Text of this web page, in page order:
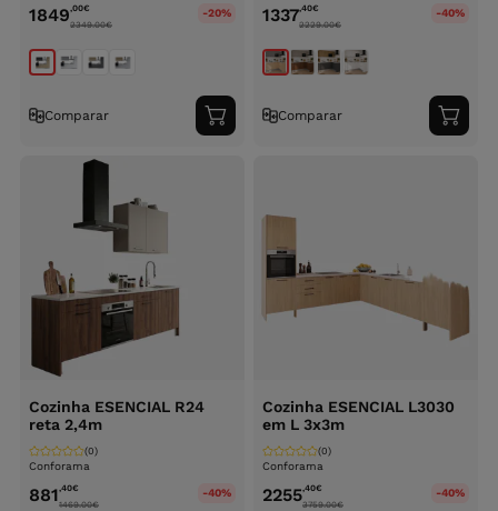
1849,00€
2349.00€
-20%
Comparar
Adicionar
ao
1337,40€
2229.00€
-40%
Comparar
ao
Cozinha ESENCIAL R24
reta 2,4m
Conforama
(0)
881,40€
1469.00€
-40%
Cozinha ESENCIAL L3030
em L 3x3m
Conforama
(0)
2255,40€
3759.00€
-40%